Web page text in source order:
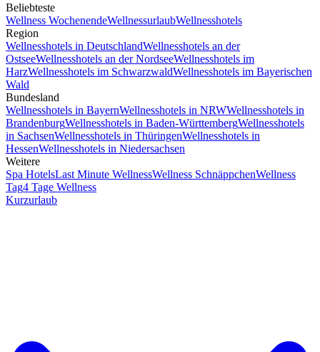
Beliebteste
Wellness WochenendeWellnessurlaubWellnesshotels
Region
Wellnesshotels in DeutschlandWellnesshotels an der
OstseeWellnesshotels an der NordseeWellnesshotels im
HarzWellnesshotels im SchwarzwaldWellnesshotels im Bayerischen
Wald
Bundesland
Wellnesshotels in BayernWellnesshotels in NRWWellnesshotels in
BrandenburgWellnesshotels in Baden-WürttembergWellnesshotels
in SachsenWellnesshotels in ThüringenWellnesshotels in
HessenWellnesshotels in Niedersachsen
Weitere
Spa HotelsLast Minute WellnessWellness SchnäppchenWellness
Tag4 Tage Wellness
Kurzurlaub